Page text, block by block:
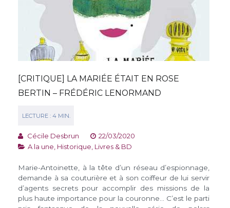
[CRITIQUE] LA MARIÉE ÉTAIT EN ROSE
BERTIN – FRÉDÉRIC LENORMAND
Cécile Desbrun
22/03/2020
A la une, Historique, Livres & BD
Marie-Antoinette, à la tête d’un réseau d’espionnage,
demande à sa couturière et à son coiffeur de lui servir
d’agents secrets pour accomplir des missions de la
plus haute importance pour la couronne… C’est le parti